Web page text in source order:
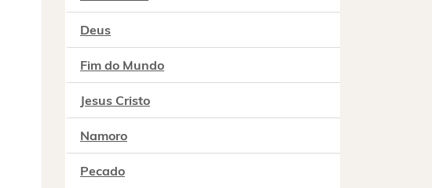
Deus
Fim do Mundo
Jesus Cristo
Namoro
Pecado